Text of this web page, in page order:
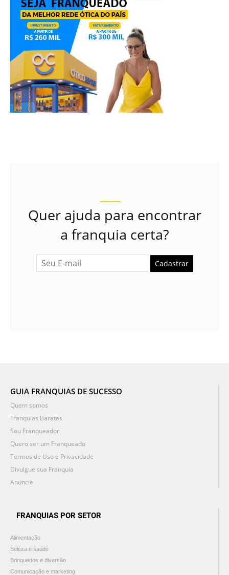
Quer ajuda para encontrar
a franquia certa?
Cadastrar
GUIA FRANQUIAS DE SUCESSO
Quem somos
Franquias Baratas
Sou Franqueador
Quero ser um Franqueado
Termos de Uso e Privacidade
Divulgue sua Franquia
Anuncie
FRANQUIAS POR SETOR
Alimentação
Beleza e saúde
Brinquedos e diversão
Comunicação e marketing